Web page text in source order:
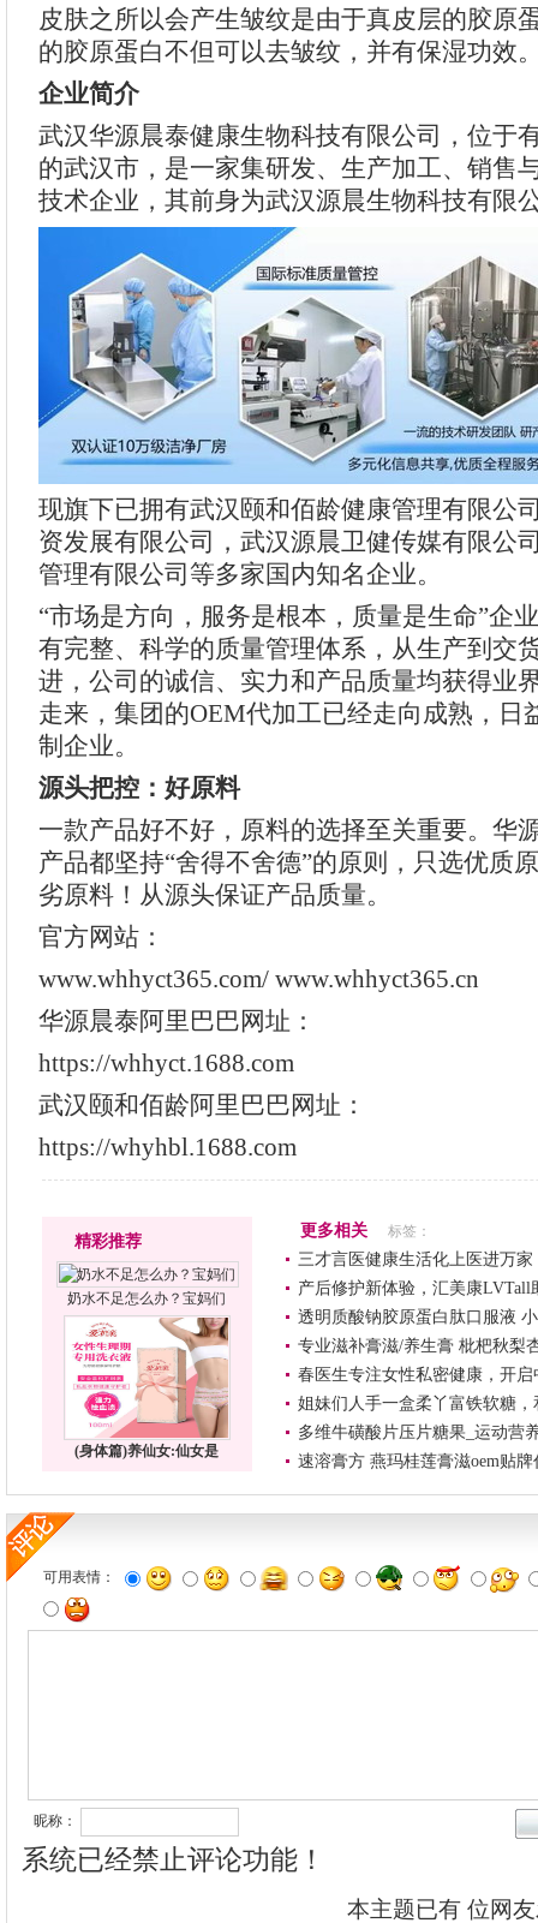
皮肤之所以会产生皱纹是由于真皮层的胶原
的胶原蛋白不但可以去皱纹，并有保湿功效
企业简介
武汉华源晨泰健康生物科技有限公司，位于
的武汉市，是一家集研发、生产加工、销售
技术企业，其前身为武汉源晨生物科技有限
现旗下已拥有武汉颐和佰龄健康管理有限公
资发展有限公司，武汉源晨卫健传媒有限公
管理有限公司等多家国内知名企业。
“市场是方向，服务是根本，质量是生命”企
有完整、科学的质量管理体系，从生产到交
进，公司的诚信、实力和产品质量均获得业
走来，集团的OEM代加工已经走向成熟，日
制企业。
源头把控：好原料
一款产品好不好，原料的选择至关重要。华
产品都坚持“舍得不舍德”的原则，只选优质
劣原料！从源头保证产品质量。
官方网站：
www.whhyct365.com/ www.whhyct365.cn
华源晨泰阿里巴巴网址：
https://whhyct.1688.com
武汉颐和佰龄阿里巴巴网址：
https://whyhbl.1688.com
精彩推荐
奶水不足怎么办？宝妈们
(身体篇)养仙女:仙女是
更多相关 标签：
三才言医健康生活化上医进万
产后修护新体验，汇美康LVTall
透明质酸钠胶原蛋白肽口服液
专业滋补膏滋/养生膏 枇杷秋梨
春医生专注女性私密健康，开
姐妹们人手一盒柔丫富铁软糖
多维牛磺酸片压片糖果_运动营
速溶膏方 燕玛桂莲膏滋oem贴
可用表情：
昵称：
系统已经禁止评论功能！
本主题已有 位网